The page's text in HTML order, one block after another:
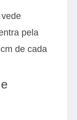
pela
de cada